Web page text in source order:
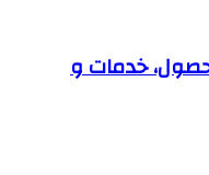
خدمات و